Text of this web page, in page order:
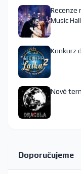
Recenze
Music Hall
Konkurz
Nové
Doporučujeme